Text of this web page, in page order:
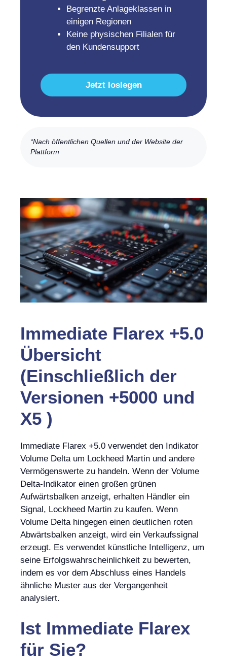
Begrenzte Anlageklassen in
einigen Regionen
Keine physischen Filialen für
den Kundensupport
Jetzt loslegen
*Nach öffentlichen Quellen und der Website der
Plattform
Immediate Flarex +5.0
Übersicht
(Einschließlich der
Versionen +5000 und
X5 )
Immediate Flarex +5.0 verwendet den Indikator
Volume Delta um Lockheed Martin und andere
Vermögenswerte zu handeln. Wenn der Volume
Delta-Indikator einen großen grünen
Aufwärtsbalken anzeigt, erhalten Händler ein
Signal, Lockheed Martin zu kaufen. Wenn
Volume Delta hingegen einen deutlichen roten
Abwärtsbalken anzeigt, wird ein Verkaufssignal
erzeugt. Es verwendet künstliche Intelligenz, um
seine Erfolgswahrscheinlichkeit zu bewerten,
indem es vor dem Abschluss eines Handels
ähnliche Muster aus der Vergangenheit
analysiert.
Ist Immediate Flarex
für Sie?